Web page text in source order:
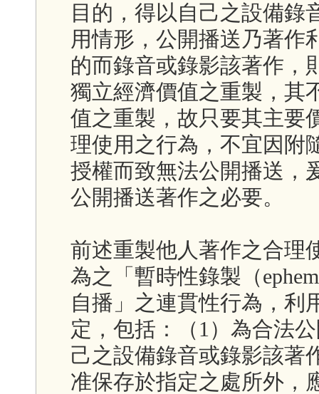
目的，得以自己之設備錄
用情形，公開播送乃著作
的而錄音或錄影該著作，
獨立經濟價值之重製，其
值之重製，故只要其主要
理使用之行為，不宜因附
授權而致無法公開播送，
公開播送著作之必要。
前述重製他人著作之合理
為之「暫時性錄製（
自播」之連貫性行為，利
定，包括：（1）為合法
己之設備錄音或錄影該著
准保存於指定之處所外，